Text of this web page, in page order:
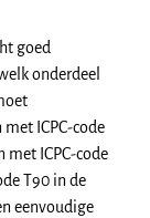
goed
onderdeel
ICPC-code
met ICPC-code
T90 in de
eenvoudige